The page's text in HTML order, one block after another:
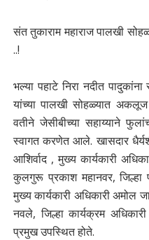
संत तुकाराम महाराज पालखी
..!
भल्या पहाटे निरा नदीत
यांच्या पालखी सोहळ्यात अकलूज
वतीने जेसीबीच्या सहाय्याने
स्वागत करणेत आले. खासदार
आशिर्वाद , मुख्य कार्यकारी
कुलगुरू प्रकाश महानवर,
मुख्य कार्यकारी अधिकारी अमोल
नवले, जिल्हा कार्यक्रम
प्रमुख उपस्थित होते.